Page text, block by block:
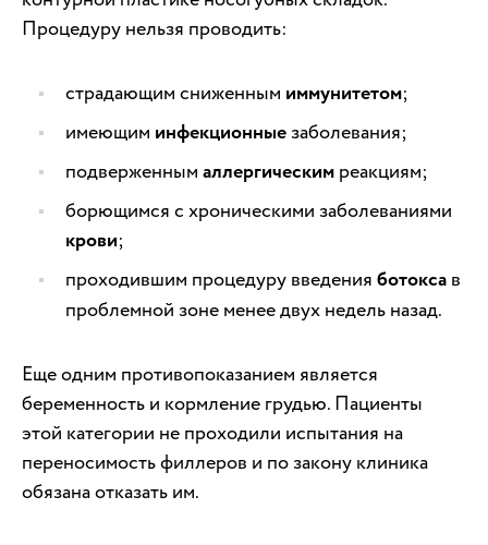
Процедуру нельзя проводить:
страдающим сниженным иммунитетом;
имеющим инфекционныезаболевания;
подверженным аллергическим реакциям;
борющимся с хроническими заболеваниями
крови;
проходившим процедуру введения ботокса в
проблемной зоне менее двух недель назад.
Еще одним противопоказанием является
беременность и кормление грудью. Пациенты
этой категории не проходили испытания на
переносимость филлеров и по закону клиника
обязана отказать им.